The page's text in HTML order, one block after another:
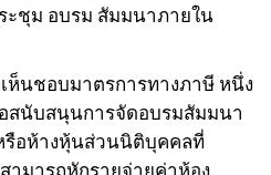
ะชุม อบรม สัมมนาภายใน
นชอบมาตรการทางภาษี หนึ่ง
สนับสนุนการจัดอบรมสัมมนา
รือห้างหุ้นส่วนนิติบุคคลที่
ามารถหักรายจ่ายค่าห้อง